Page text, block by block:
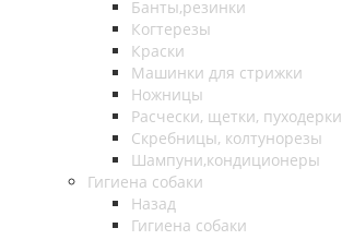
Банты,резинки
Когтерезы
Краски
Машинки для стрижки
Ножницы
Расчески, щетки, пуходерки
Скребницы, колтунорезы
Шампуни,кондиционеры
Гигиена собаки
Назад
Гигиена собаки